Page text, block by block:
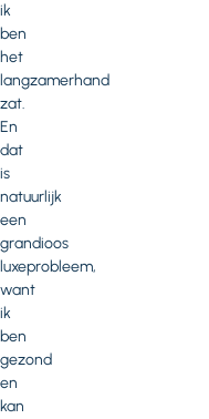
ik
ben
het
langzamerhand
zat.
En
dat
is
natuurlijk
een
grandioos
luxeprobleem,
want
ik
ben
gezond
en
kan